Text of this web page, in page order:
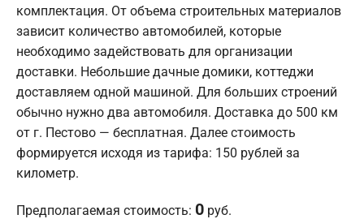
комплектация. От объема строительных материалов
зависит количество автомобилей, которые
необходимо задействовать для организации
доставки. Небольшие дачные домики, коттеджи
доставляем одной машиной. Для больших строений
обычно нужно два автомобиля. Доставка до 500 км
от г. Пестово — бесплатная. Далее стоимость
формируется исходя из тарифа: 150 рублей за
километр.
Предполагаемая стоимость: 0 руб.